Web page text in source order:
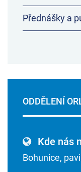
Přednášky a
ODDĚLENÍ
Kde nás
Bohunice,